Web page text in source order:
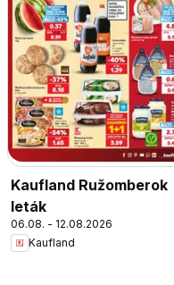
Kaufland Ružomberok
leták
06.08. - 12.08.2026
Kaufland